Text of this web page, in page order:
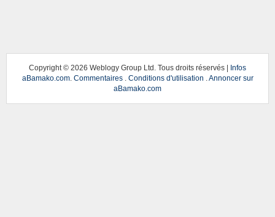
Copyright © 2026 Weblogy Group Ltd. Tous droits réservés |
Infos
aBamako.com. Commentaires. Conditions d'utilisation .Annoncer sur
aBamako.com